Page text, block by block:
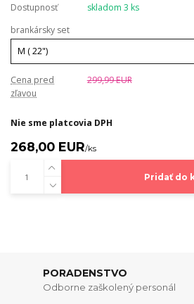
Dostupnosť
skladom 3 ks
brankársky set
Cena pred
zľavou
299,99 EUR
Nie sme platcovia DPH
268,00 EUR/ks
Pridať do
PORADENSTVO
Odborne zaškolený personál